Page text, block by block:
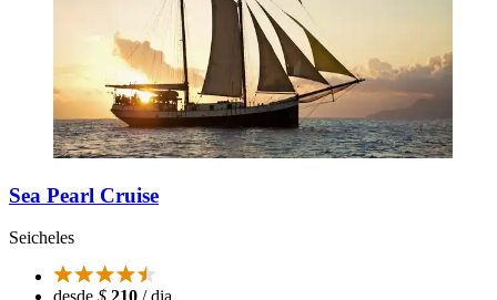
Sea Pearl Cruise
Seicheles